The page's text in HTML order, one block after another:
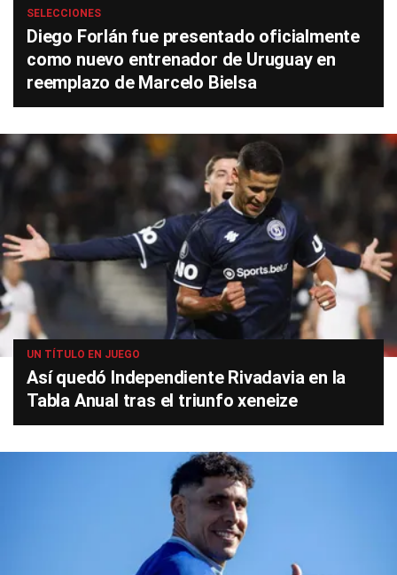
SELECCIONES
Diego Forlán fue presentado oficialmente
como nuevo entrenador de Uruguay en
reemplazo de Marcelo Bielsa
UN TÍTULO EN JUEGO
Así quedó Independiente Rivadavia en la
Tabla Anual tras el triunfo xeneize